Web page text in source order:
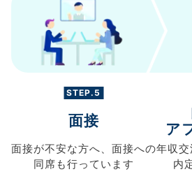
STEP.5
面接
面接が不安な方へ、 面接への
同席も行っています
ア
年収交
内